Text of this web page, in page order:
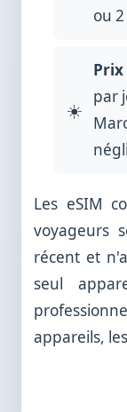
ou
Prix
par
Les eSIM
voyageurs
récent et
seul
appareils,